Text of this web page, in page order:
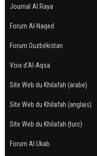
Journal Al Raya
Forum Al-Naqed
Forum Ouzbékistan
Voix d'Al-Aqsa
Site Web du Khilafah (arabe)
Site Web du Khilafah (anglais)
Site Web du Khilafah (turc)
Forum Al Ukab